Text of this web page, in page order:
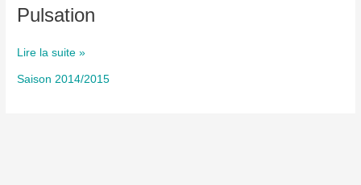
Pulsation
Pulsation
Lire la suite »
Saison 2014/2015